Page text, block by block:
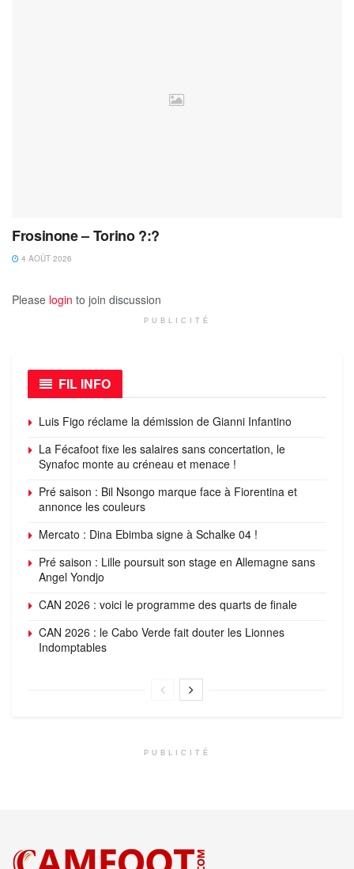
Frosinone – Torino ?:?
4 AOÛT 2026
Please login to join discussion
PUBLICITÉ
FIL INFO
Luis Figo réclame la démission de Gianni Infantino
La Fécafoot fixe les salaires sans concertation, le
Synafoc monte au créneau et menace !
Pré saison : Bil Nsongo marque face à Fiorentina et
annonce les couleurs
Mercato : Dina Ebimba signe à Schalke 04 !
Pré saison : Lille poursuit son stage en Allemagne sans
Angel Yondjo
CAN 2026 : voici le programme des quarts de finale
CAN 2026 : le Cabo Verde fait douter les Lionnes
Indomptables
PUBLICITÉ